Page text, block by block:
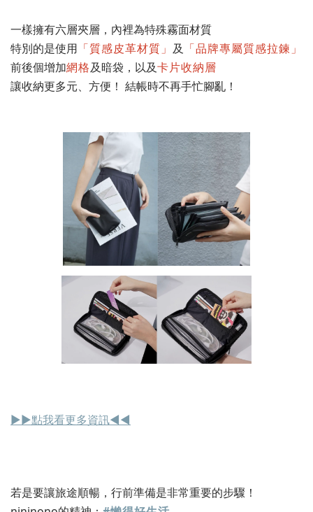
一樣擁有六層夾層，內裡為特殊霧面材質
特別的是使用 「質感皮革材質」 及 「品牌專屬質感拉鍊」
前後個增加網格及暗袋，以及卡片收納層
讓收納更多元、方便！ 結帳時不再手忙腳亂！
▶︎▶︎點我看更多資訊◀︎◀︎
若是要讓旅途順暢，行前準備是非常重要的步驟！